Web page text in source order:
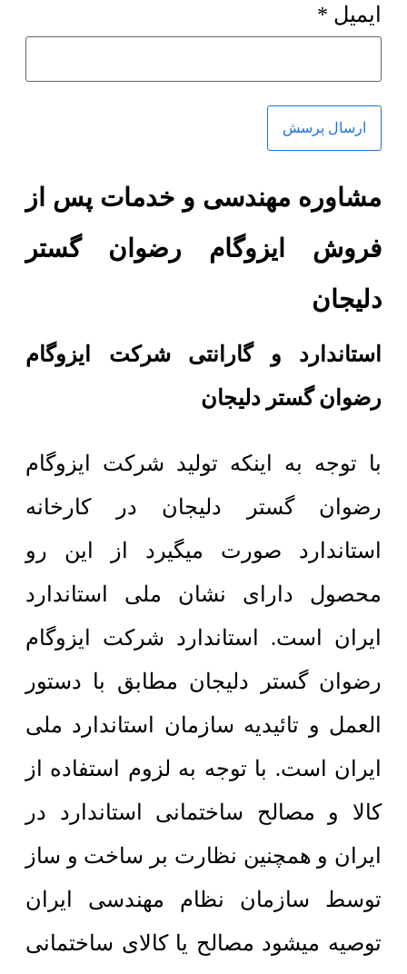
ایمیل *
مشاوره مهندسی و خدمات پس از
فروش ایزوگام رضوان گستر
دلیجان
استاندارد و گارانتی شرکت ایزوگام
رضوان گستر دلیجان
با توجه به اینکه تولید شرکت ایزوگام
رضوان گستر دلیجان در کارخانه
استاندارد صورت میگیرد از این رو
محصول دارای نشان ملی استاندارد
ایران است. استاندارد شرکت ایزوگام
رضوان گستر دلیجان مطابق با دستور
العمل و تائیدیه سازمان استاندارد ملی
ایران است. با توجه به لزوم استفاده از
کالا و مصالح ساختمانی استاندارد در
ایران و همچنین نظارت بر ساخت و ساز
توسط سازمان نظام مهندسی ایران
توصیه میشود مصالح یا کالای ساختمانی